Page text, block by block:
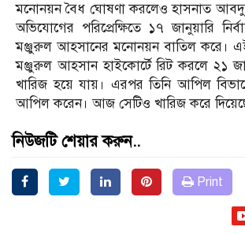
মনোনয়ন বৈধ ঘোষণা করলেও হাসনাত
অভিযোগের পরিপ্রেক্ষিতে ১৭ জানুয়ারি
মঞ্জুরুল আহসানের মনোনয়ন বাতিল করে। এই
মঞ্জুরুল আহসান হাইকোর্টে রিট করলে ২১
খারিজ হয়ে যায়। এরপর তিনি আপিল
আপিল করেন। আজ সেটিও খারিজ করে
নিউজটি শেয়ার করুন..
Print